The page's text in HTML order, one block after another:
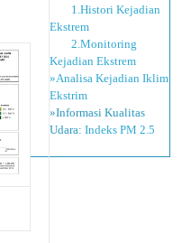
1.Histori Kejadian
Ekstrem
2.Monitoring
Kejadian Ekstrem
»Analisa Kejadian Iklim
Ekstrim
»Informasi Kualitas
Udara: Indeks PM 2.5